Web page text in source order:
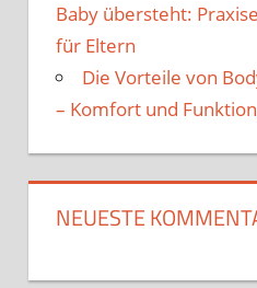
Baby übersteht:
für Eltern
Die Vorteile von
– Komfort und
NEUESTE